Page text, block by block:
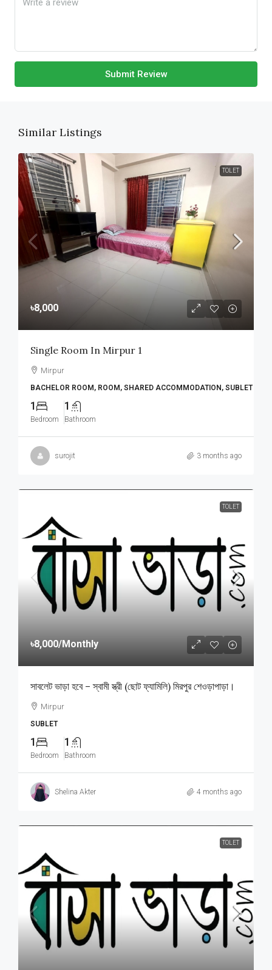
Submit Review
Similar Listings
TOLET
৳8,000
Single Room In Mirpur 1
Mirpur
BACHELOR ROOM, ROOM, SHARED ACCOMMODATION, SUBLET
1
Bedroom
1
Bathroom
surojit 3 months ago
TOLET
৳8,000/Monthly
সাবলেট ভাড়া হবে – স্বামী স্ত্রী (ছোট ফ্যামিলি) মিরপুর শেওড়াপাড়া।
Mirpur
SUBLET
1
Bedroom
1
Bathroom
Shelina Akter 4 months ago
TOLET